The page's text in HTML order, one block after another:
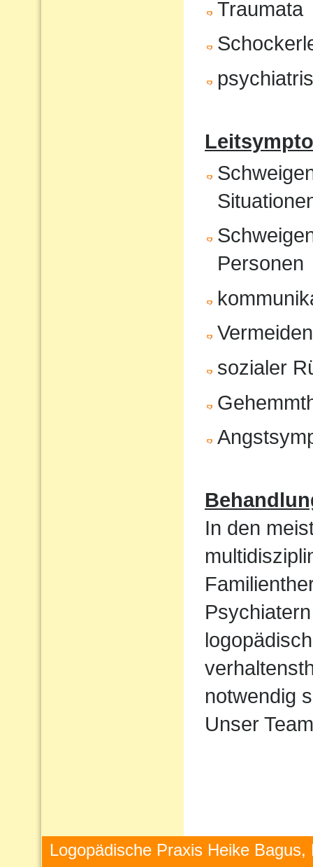
Traumata
Personen
sozialer
In den
notwendig
Unser
Logopädische Praxis Heike